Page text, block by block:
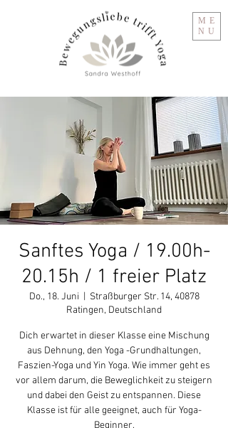
ME
NU
Sanftes Yoga / 19.00h-
20.15h / 1 freier Platz
Do., 18. Juni
Straßburger Str. 14, 40878
Ratingen, Deutschland
Dich erwartet in dieser Klasse eine Mischung
aus Dehnung, den Yoga -Grundhaltungen,
Faszien-Yoga und Yin Yoga. Wie immer geht es
vor allem darum, die Beweglichkeit zu steigern
und dabei den Geist zu entspannen. Diese
Klasse ist für alle geeignet, auch für Yoga-
Beginner.